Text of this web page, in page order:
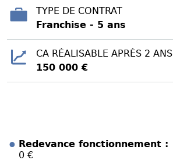
TYPE DE CONTRAT
Franchise - 5 ans
CA RÉALISABLE APRÈS 2 ANS
150 000 €
Redevance fonctionnement :
0 €